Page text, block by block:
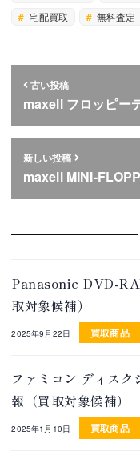
宅配買取
無料査定
古い投稿
maxell フロッピー
新しい投稿
maxell MINI-
Panasonic DVD-
取対象候補）
2025年9月22日 買取商品
ファミコン ディス
報（買取対象候補）
2025年1月10日 買取商品